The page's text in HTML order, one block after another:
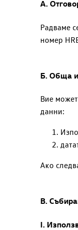
A.
Радваме
номер
Б. Обща
Вие
данни:
Ако
В.
I.